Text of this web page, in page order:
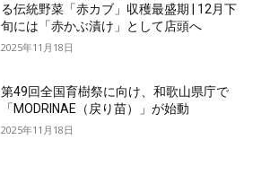
る伝統野菜「赤カブ」収穫最盛期 | 12月下
旬には「赤かぶ漬け」として店頭へ
2025年11月18日
第49回全国育樹祭に向け、和歌山県庁で
「MODRINAE（戻り苗）」が始動
2025年11月18日